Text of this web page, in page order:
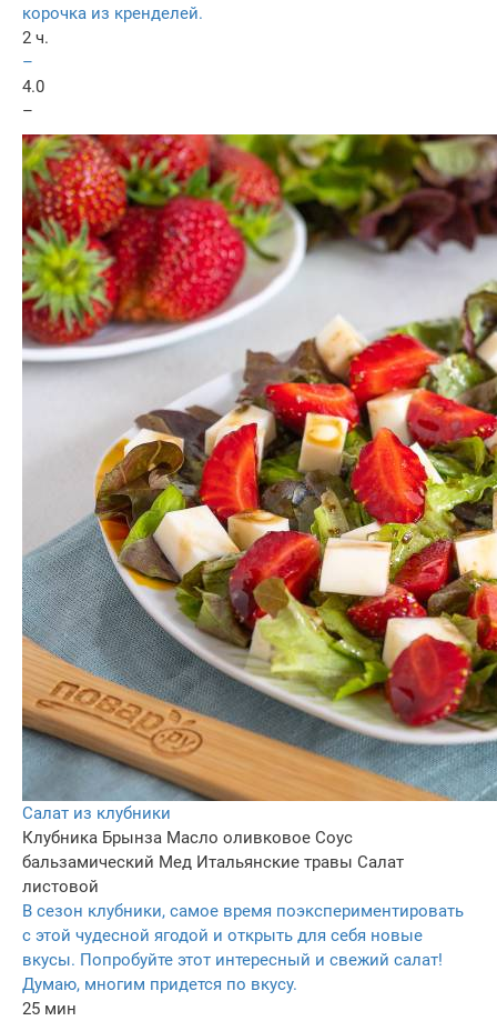
корочка из кренделей.
2 ч.
–
4.0
–
Салат из клубники
Клубника Брынза Масло оливковое Соус
бальзамический Мед Итальянские травы Салат
листовой
В сезон клубники, самое время поэкспериментировать
с этой чудесной ягодой и открыть для себя новые
вкусы. Попробуйте этот интересный и свежий салат!
Думаю, многим придется по вкусу.
25 мин